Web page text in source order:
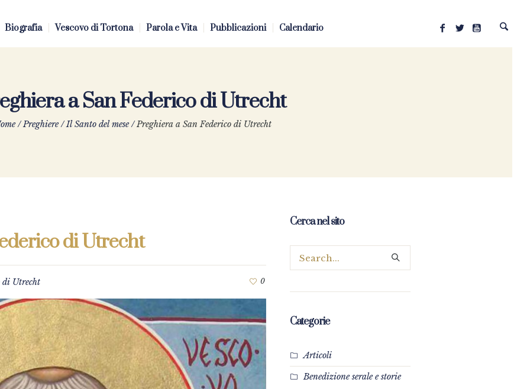
Biografia Vescovo di Tortona Parola e Vita Pubblicazioni Calendario
a San Federico di Utrecht
/Preghiere /Il Santo del mese /Preghiera a San Federico di Utrecht
di Utrecht
di Utrecht 0
Cerca nel sito
Categorie
Articoli
Benedizione serale e storie